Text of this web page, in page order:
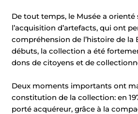
De tout temps, le Musée a
l’acquisition d’artefacts, qui ont
compréhension de l’histoire de la
débuts, la collection a été
dons de citoyens et de
Deux moments importants ont
constitution de la collection: en
porté acquéreur, grâce à la